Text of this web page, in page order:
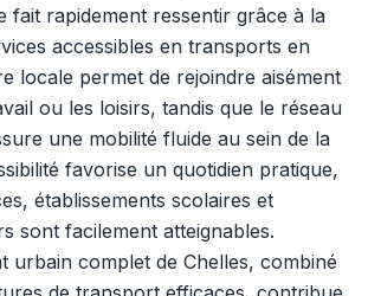
fait rapidement ressentir grâce à la
accessibles en transports en
locale permet de rejoindre aisément
ou les loisirs, tandis que le réseau
une mobilité fluide au sein de la
favorise un quotidien pratique,
établissements scolaires et
sont facilement atteignables.
urbain complet de Chelles, combiné